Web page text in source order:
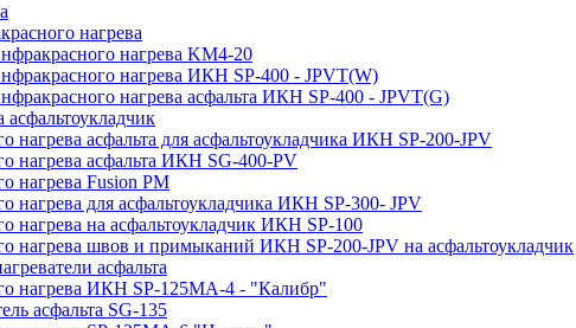
нагрева
нагрева KM4-20
нагрева ИКН SP-400 - JPVT(W)
нагрева асфальта ИКН SP-400 - JPVT(G)
нагрева асфальта для асфальтоукладчика ИКН SP-200-JPV
нагрева асфальта ИКН SG-400-PV
нагрева Fusion PM
нагрева для асфальтоукладчика ИКН SP-300- JPV
нагрева на асфальтоукладчик ИКН SP-100
нагрева швов и примыканий ИКН SP-200-JPV на асфальтоукладчик
асфальта
нагрева ИКН SP-125МA-4 - "Калибр"
асфальта SG-135